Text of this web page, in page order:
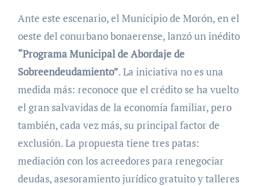
Ante este escenario, el Municipio de Morón, en el
oeste del conurbano bonaerense, lanzó un inédito
“Programa Municipal de Abordaje de
Sobreendeudamiento”. La iniciativa no es una
medida más: reconoce que el crédito se ha vuelto
el gran salvavidas de la economía familiar, pero
también, cada vez más, su principal factor de
exclusión. La propuesta tiene tres patas:
mediación con los acreedores para renegociar
deudas, asesoramiento jurídico gratuito y talleres